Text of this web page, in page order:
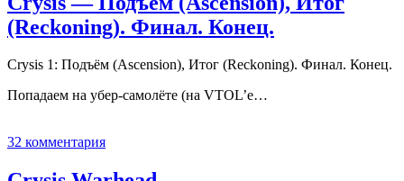
(Reckoning). Финал. Конец.
Crysis 1: Подъём (Ascension), Итог (Reckoning). Финал. Конец.
Попадаем на убер-самолёте (на VTOL’е…
32 комментария